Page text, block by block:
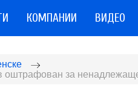
КОМПАНИИ ВИДЕО
оштрафован за